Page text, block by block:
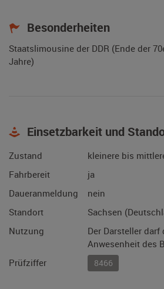
Besonderheiten
Staatslimousine der DDR (Ende der
Jahre)
Einsetzbarkeit und
Zustand
kleinere bis
Fahrbereit
ja
Daueranmeldung
nein
Standort
Sachsen
Nutzung
Der Darsteller
Anwesenheit des
Prüfziffer
8466